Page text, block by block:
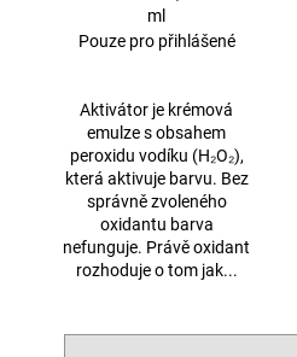
ml
Pouze pro přihlášené
Aktivátor je krémová
emulze s obsahem
peroxidu vodíku (H₂O₂),
která aktivuje barvu. Bez
správně zvoleného
oxidantu barva
nefunguje. Právě oxidant
rozhoduje o tom jak...